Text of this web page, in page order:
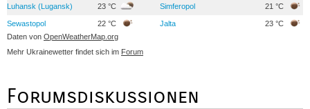
Luhansk (Lugansk) 23 °C Simferopol 21 °C
Sewastopol 22 °C Jalta
23 °C
Daten von OpenWeatherMap.org
Mehr Ukrainewetter findet sich im Forum
Forumsdiskussionen